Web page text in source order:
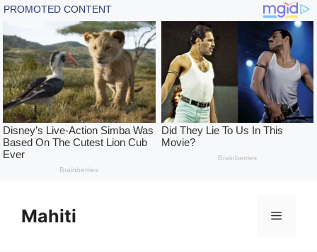
contentMahiti Menu